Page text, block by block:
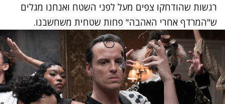
רגשות שהודחקו צפים מעל לפני השטח ואנחנו מגלים
ש"המרדף אחרי האהבה" פחות שטחית משחשבנו.